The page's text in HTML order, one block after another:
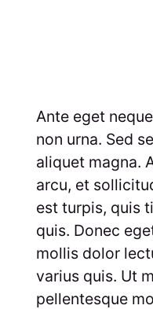
Ante eget
non urna. Sed
aliquet magna.
arcu, et
est turpis, quis
quis. Donec
mollis dolor
varius quis. Ut
pellentesque